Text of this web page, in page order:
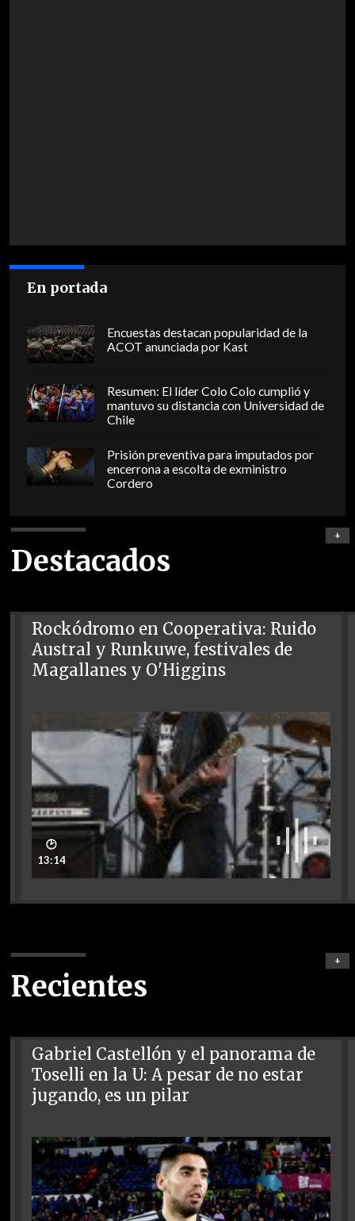
En portada
Encuestas destacan popularidad de la
ACOT anunciada por Kast
Resumen: El líder Colo Colo cumplió y
mantuvo su distancia con Universidad de
Chile
Prisión preventiva para imputados por
encerrona a escolta de exministro
Cordero
Destacados
+
Rockódromo en Cooperativa: Ruido
Austral y Runkuwe, festivales de
Magallanes y O'Higgins
🕑
13:14
Recientes
+
Gabriel Castellón y el panorama de
Toselli en la U: A pesar de no estar
jugando, es un pilar